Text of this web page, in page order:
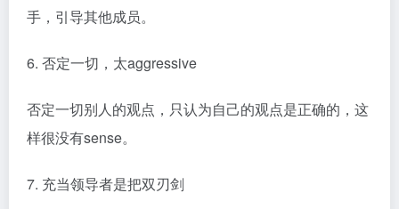
手，引导其他成员。
6. 否定一切，太aggressive
否定一切别人的观点，只认为自己的观点是正确的，这
样很没有sense。
7. 充当领导者是把双刃剑